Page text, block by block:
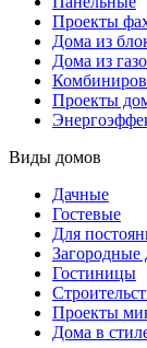
Проекты
Дома из
Дома из
Проекты
Виды домов
Дачные
Гостевые
Для
Загородные
Гостиницы
Проекты
Дома в